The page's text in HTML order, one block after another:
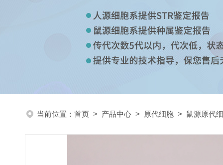
当前位置： 首页 > 产品中心 > 原代细胞 > 鼠源原代